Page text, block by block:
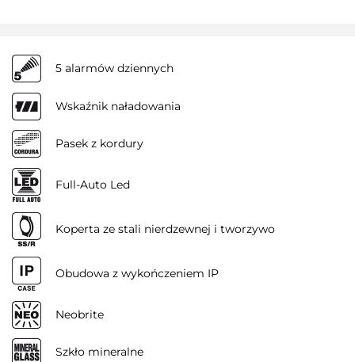
5 alarmów dziennych
Wskaźnik naładowania
Pasek z kordury
Full-Auto Led
Koperta ze stali nierdzewnej i tworzywo
Obudowa z wykończeniem IP
Neobrite
Szkło mineralne